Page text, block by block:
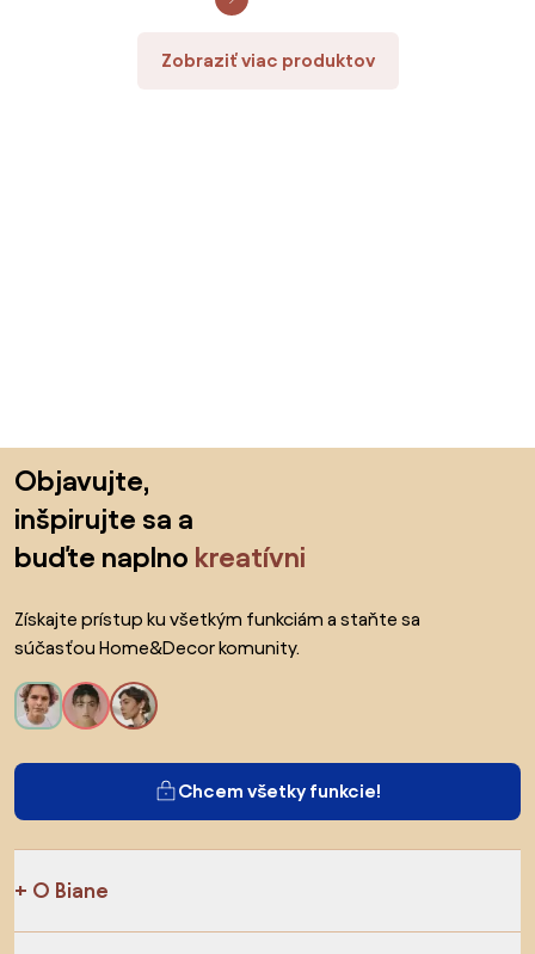
Zobraziť viac produktov
Objavujte,
inšpirujte sa a
buďte naplno kreatívni
Získajte prístup ku všetkým funkciám a staňte sa
súčasťou Home&Decor komunity.
Chcem všetky funkcie!
O Biane